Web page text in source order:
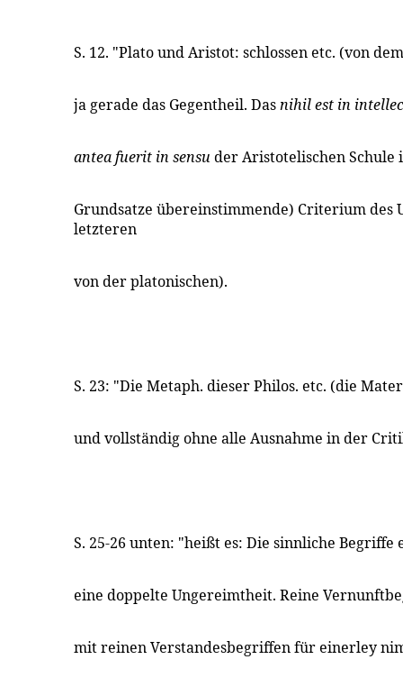
S. 12. "Plato und Aristot: schlossen etc. (von
ja gerade das Gegentheil. Dasnihil est in
antea fuerit in sensuder Aristotelischen Schule
Grundsatze übereinstimmende) Criterium des
letzteren
von der platonischen).
S. 23: "Die Metaph. dieser Philos. etc. (die
und vollständig ohne alle Ausnahme in der
S. 25-26 unten: "heißt es: Die sinnliche Begriffe
eine doppelte Ungereimtheit. Reine
mit reinen Verstandesbegriffen für einerley